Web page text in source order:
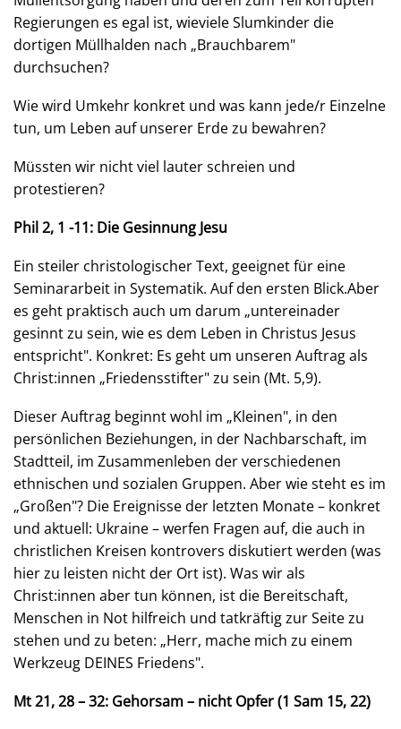
Regierungen es egal ist, wieviele Slumkinder die
dortigen Müllhalden nach „Brauchbarem"
durchsuchen?
Wie wird Umkehr konkret und was kann jede/r Einzelne
tun, um Leben auf unserer Erde zu bewahren?
Müssten wir nicht viel lauter schreien und
protestieren?
Phil 2, 1 -11: Die Gesinnung Jesu
Ein steiler christologischer Text, geeignet für eine
Seminararbeit in Systematik. Auf den ersten Blick.Aber
es geht praktisch auch um darum „untereinader
gesinnt zu sein, wie es dem Leben in Christus Jesus
entspricht". Konkret: Es geht um unseren Auftrag als
Christ:innen „Friedensstifter" zu sein (Mt. 5,9).
Dieser Auftrag beginnt wohl im „Kleinen", in den
persönlichen Beziehungen, in der Nachbarschaft, im
Stadtteil, im Zusammenleben der verschiedenen
ethnischen und sozialen Gruppen. Aber wie steht es im
„Großen"? Die Ereignisse der letzten Monate – konkret
und aktuell: Ukraine – werfen Fragen auf, die auch in
christlichen Kreisen kontrovers diskutiert werden (was
hier zu leisten nicht der Ort ist). Was wir als
Christ:innen aber tun können, ist die Bereitschaft,
Menschen in Not hilfreich und tatkräftig zur Seite zu
stehen und zu beten: „Herr, mache mich zu einem
Werkzeug DEINES Friedens".
Mt 21, 28 – 32: Gehorsam – nicht Opfer (1 Sam 15, 22)